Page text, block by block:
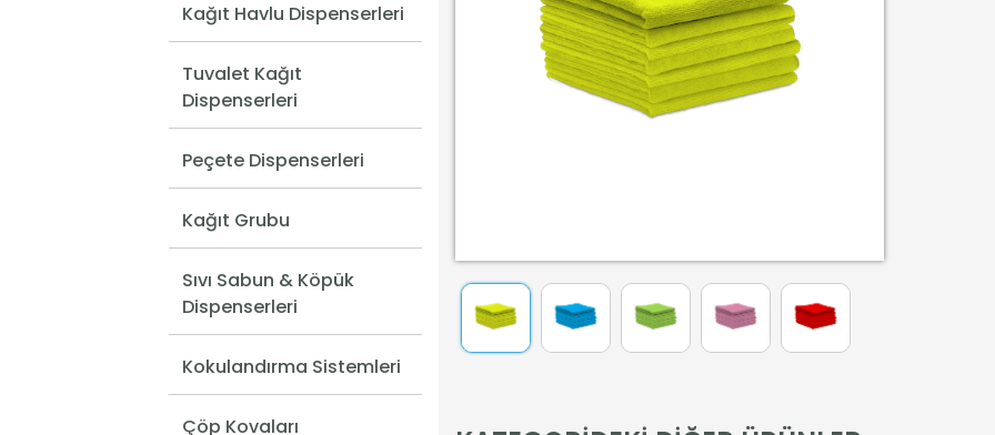
Kağıt Havlu Dispenserleri
Tuvalet Kağıt
Dispenserleri
Peçete Dispenserleri
Kağıt Grubu
Sıvı Sabun & Köpük
Dispenserleri
Kokulandırma Sistemleri
Çöp Kovaları